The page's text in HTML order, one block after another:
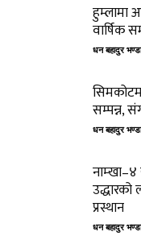
हुम्लामा
वार्षिक
धन बहादुर
सम्पन्न,
धन बहादुर
प्रस्थान
धन बहादुर